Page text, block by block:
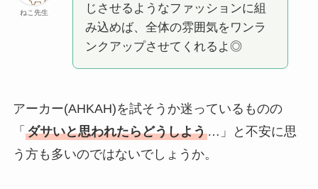
ねこ先生
じさせるようなファッションに組
み込めば、全体の雰囲気をワンラ
ンクアップさせてくれるよ◎
アーカー(AHKAH)を試そうか迷っているものの
「 ダサいと思われたらどうしよう…」と不安に思
う方も多いのではないでしょうか。